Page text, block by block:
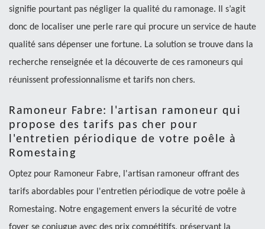
signifie pourtant pas négliger la qualité du ramonage. Il s’agit
donc de localiser une perle rare qui procure un service de haute
qualité sans dépenser une fortune. La solution se trouve dans la
recherche renseignée et la découverte de ces ramoneurs qui
réunissent professionnalisme et tarifs non chers.
Ramoneur Fabre: l'artisan ramoneur qui
propose des tarifs pas cher pour
l'entretien périodique de votre poêle à
Romestaing
Optez pour Ramoneur Fabre, l'artisan ramoneur offrant des
tarifs abordables pour l'entretien périodique de votre poêle à
Romestaing. Notre engagement envers la sécurité de votre